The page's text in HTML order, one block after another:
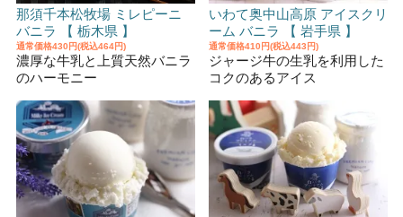
那須千本松牧場 ミレピーニ
バニラ 【 栃木県 】
通常価格430円(税込464円)
濃厚な牛乳と上質天然バニラ
のハーモニー
いわて奥中山高原 アイスクリ
ーム バニラ 【 岩手県 】
通常価格410円(税込443円)
ジャージ牛の生乳を利用した
コクのあるアイス